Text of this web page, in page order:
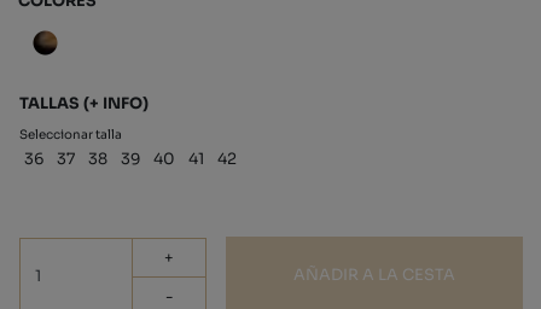
TALLAS (+ INFO)
Seleccionar talla
36 37 38 39 40 41 42
+
-
AÑADIR A LA CESTA